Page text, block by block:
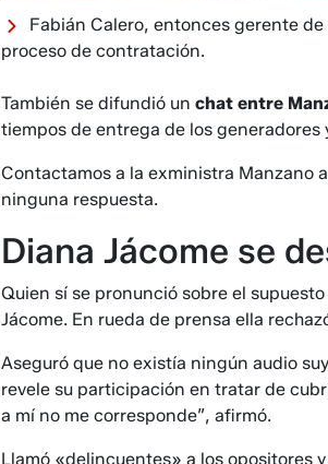
Fabián Calero, entonces gerente
proceso de contratación.
También se difundió un chat entre
tiempos de entrega de los
Contactamos a la exministra Manzano
ninguna respuesta.
Diana Jácome se
Quien sí se pronunció sobre el
Jácome. En rueda de prensa ella
Aseguró que no existía ningún audio
revele su participación en tratar de
a mí no me corresponde”, afirmó.
Llamó «delincuentes» a los opositores